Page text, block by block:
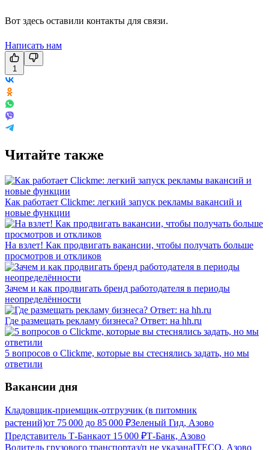
Вот здесь оставили контакты для связи.
Написать нам
1
Читайте также
Как работает Clickme: легкий запуск рекламы вакансий и
новые функции
На взлет! Как продвигать вакансии, чтобы получать больше
просмотров и откликов
Зачем и как продвигать бренд работодателя в периоды
неопределённости
Где размещать рекламу бизнеса? Ответ: на hh.ru
5 вопросов о Clickme, которые вы стеснялись задать, но мы
ответили
Вакансии дня
Кладовщик-приемщик-отгрузчик (в питомник
растений)от 75 000 до 85 000 ₽Зеленый Гид, Азово
Представитель Т-Банкаот 15 000 ₽Т-Банк, Азово
Водитель грузового транспортаз/п не указанаITECO, Азово